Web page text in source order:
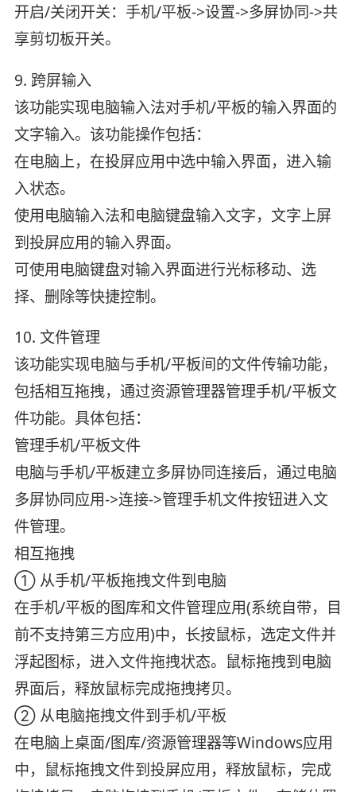
开启/关闭开关：手机/平板->设置->多屏协同->共
享剪切板开关。
9. 跨屏输入
该功能实现电脑输入法对手机/平板的输入界面的
文字输入。该功能操作包括：
在电脑上，在投屏应用中选中输入界面，进入输
入状态。
使用电脑输入法和电脑键盘输入文字，文字上屏
到投屏应用的输入界面。
可使用电脑键盘对输入界面进行光标移动、选
择、删除等快捷控制。
10. 文件管理
该功能实现电脑与手机/平板间的文件传输功能，
包括相互拖拽，通过资源管理器管理手机/平板文
件功能。具体包括：
管理手机/平板文件
电脑与手机/平板建立多屏协同连接后，通过电脑
多屏协同应用->连接->管理手机文件按钮进入文
件管理。
相互拖拽
① 从手机/平板拖拽文件到电脑
在手机/平板的图库和文件管理应用(系统自带，目
前不支持第三方应用)中，长按鼠标，选定文件并
浮起图标，进入文件拖拽状态。鼠标拖拽到电脑
界面后，释放鼠标完成拖拽拷贝。
② 从电脑拖拽文件到手机/平板
在电脑上桌面/图库/资源管理器等Windows应用
中，鼠标拖拽文件到投屏应用，释放鼠标，完成